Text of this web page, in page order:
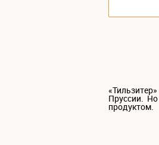
Пруссии.
продуктом.